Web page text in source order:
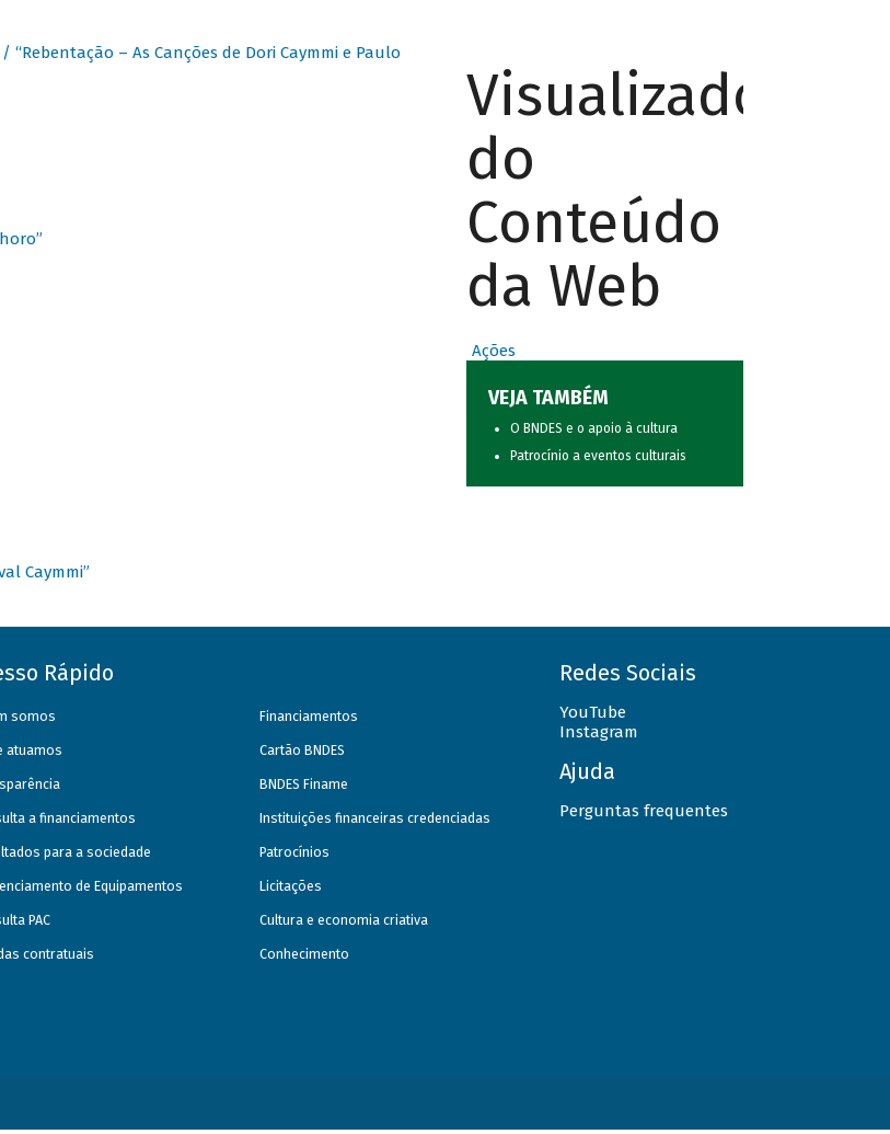
– As Canções de Dori Caymmi e Paulo
Caymmi”
Visualizador
do
Conteúdo
da Web
Ações
VEJA TAMBÉM
O BNDES e o apoio à cultura
Patrocínio a eventos culturais
Rápido
somos
atuamos
a financiamentos
para a sociedade
de Equipamentos
PAC
contratuais
Financiamentos
Cartão BNDES
BNDES Finame
Instituições financeiras credenciadas
Patrocínios
Licitações
Cultura e economia criativa
Conhecimento
Redes Sociais
YouTube
Instagram
Ajuda
Perguntas frequentes